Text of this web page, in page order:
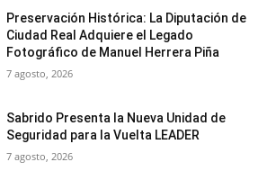
Preservación Histórica: La Diputación de
Ciudad Real Adquiere el Legado
Fotográfico de Manuel Herrera Piña
7 agosto, 2026
Sabrido Presenta la Nueva Unidad de
Seguridad para la Vuelta LEADER
7 agosto, 2026